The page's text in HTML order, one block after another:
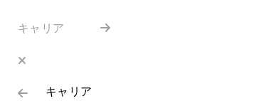
キャリア
キャリア